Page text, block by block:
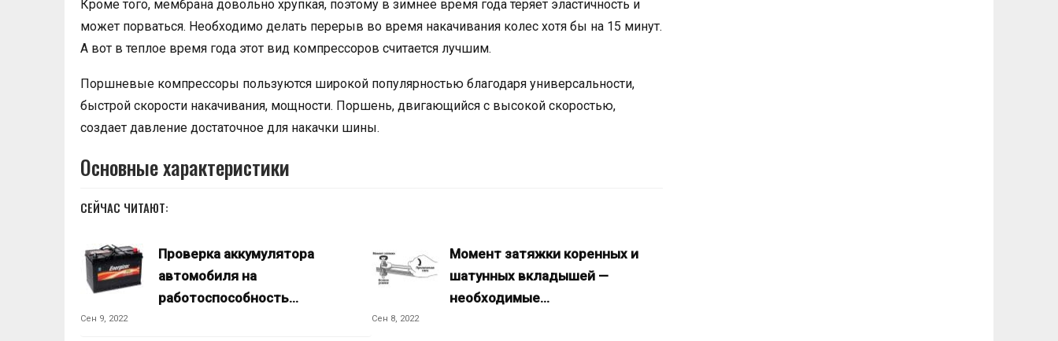
Кроме того, мембрана довольно хрупкая, поэтому в зимнее время года теряет эластичность и
может порваться. Необходимо делать перерыв во время накачивания колес хотя бы на 15 минут.
А вот в теплое время года этот вид компрессоров считается лучшим.
Поршневые компрессоры пользуются широкой популярностью благодаря универсальности,
быстрой скорости накачивания, мощности. Поршень, двигающийся с высокой скоростью,
создает давление достаточное для накачки шины.
Основные характеристики
СЕЙЧАС ЧИТАЮТ:
Проверка аккумулятора
автомобиля на
работоспособность…
Сен 9, 2022
Момент затяжки коренных и
шатунных вкладышей —
необходимые…
Сен 8, 2022